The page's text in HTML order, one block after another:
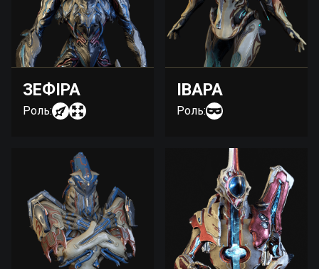
ЗЕФІРА
Роль:
ІВАРА
Роль: